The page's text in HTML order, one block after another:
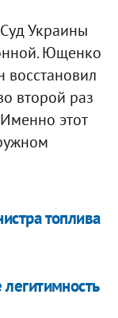
Украины
Ющенко
восстановил
второй раз
этот
топлива